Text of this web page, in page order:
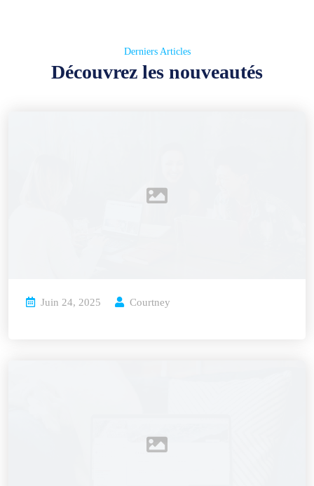
Derniers Articles
Découvrez les nouveautés
Juin 24, 2025 Courtney